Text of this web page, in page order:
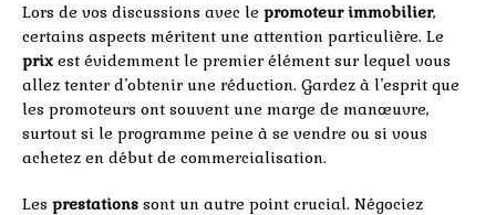
Lors de vos discussions avec le promoteur immobilier,
certains aspects méritent une attention particulière. Le
prix est évidemment le premier élément sur lequel vous
allez tenter d’obtenir une réduction. Gardez à l’esprit que
les promoteurs ont souvent une marge de manœuvre,
surtout si le programme peine à se vendre ou si vous
achetez en début de commercialisation.
Les prestations sont un autre point crucial. Négociez